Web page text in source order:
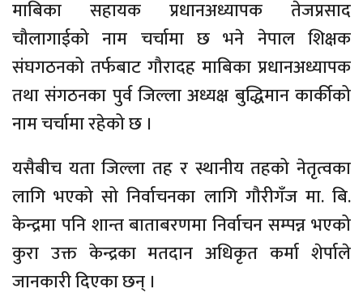
माबिका सहायक प्रधानअध्यापक तेजप्रसाद
चौलागाईको नाम चर्चामा छ भने नेपाल शिक्षक
संघगठनको तर्फबाट गौरादह माबिका प्रधानअध्यापक
तथा संगठनका पुर्व जिल्ला अध्यक्ष बुद्धिमान कार्कीको
नाम चर्चामा रहेको छ ।
यसैबीच यता जिल्ला तह र स्थानीय तहको नेतृत्वका
लागि भएको सो निर्वाचनका लागि गौरीगँज मा. बि.
केन्द्रमा पनि शान्त बाताबरणमा निर्वाचन सम्पन्न भएको
कुरा उक्त केन्द्रका मतदान अधिकृत कर्मा शेर्पाले
जानकारी दिएका छन् ।